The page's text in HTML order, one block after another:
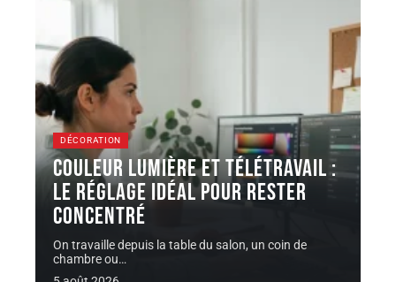
DÉCORATION
Couleur lumière et télétravail :
le réglage idéal pour rester
concentré
On travaille depuis la table du salon, un coin de
chambre ou…